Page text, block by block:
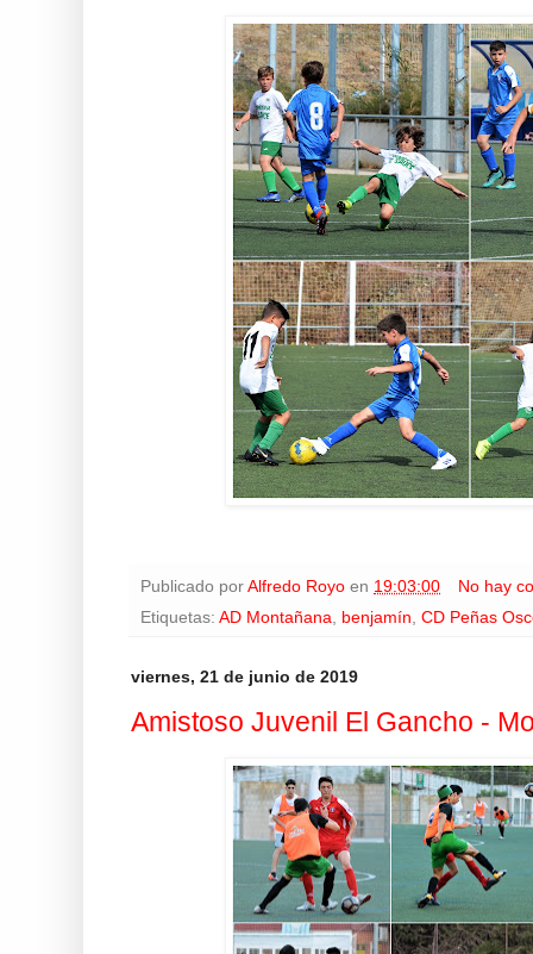
Publicado por Alfredo Royo en 19:03:00
No hay
Etiquetas: AD Montañana, benjamín, CD Peñas
viernes, 21 de junio de 2019
Amistoso Juvenil El Gancho -